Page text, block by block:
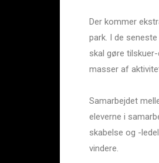
Der kommer
park. I de
skal gøre
masser af
Samarbejdet
eleverne i
skabelse og -
vindere.